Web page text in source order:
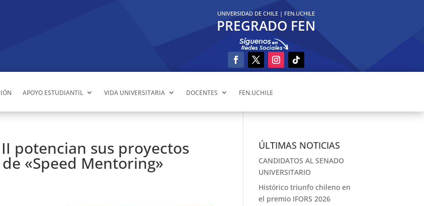
UNIVERSIDAD DE CHILE | FEN.UCHILE
PREGRADO FEN
APOYO ESTUDIANTIL VIDA UNIVERSITARIA DOCENTES FEN.UCHILE
potencian sus proyectos
«Speed Mentoring»
ÚLTIMAS NOTICIAS
CANDIDATOS AL SENADO
UNIVERSITARIO
Histórico triunfo chileno en
el premio IFORS 2026